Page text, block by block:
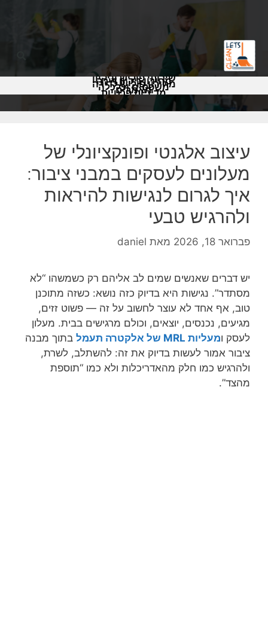
שירותי פוליש וניקיון
מחירון ניקיון דירה
מחירון פוליש לדירה
משפטים וכלכלה
מאמרים
מדיניות פרטיות
עיצוב אלגנטי ופונקציונלי של
מעלונים לעסקים במבני ציבור:
איך לגרום לנגישות להיראות
ולהרגיש טבעי
פברואר 18, 2026 מאת daniel
יש דברים שאנשים שמים לב אליהם רק כשמשהו “לא
מסתדר”. נגישות היא בדיוק כזה נושא: כשזה מתוכנן
טוב, אף אחד לא עוצר לחשוב על זה — פשוט זזים,
מגיעים, נכנסים, יוצאים, וכולם מרגישים בבית. מעלון
לעסק ומעליות MRL של אלקטרה תעמל
בתוך מבנה
ציבור אמור לעשות בדיוק את זה: להשתלב, לשרת,
ולהרגיש כמו חלק מהאדריכלות ולא כמו “תוספת
מהצד”.